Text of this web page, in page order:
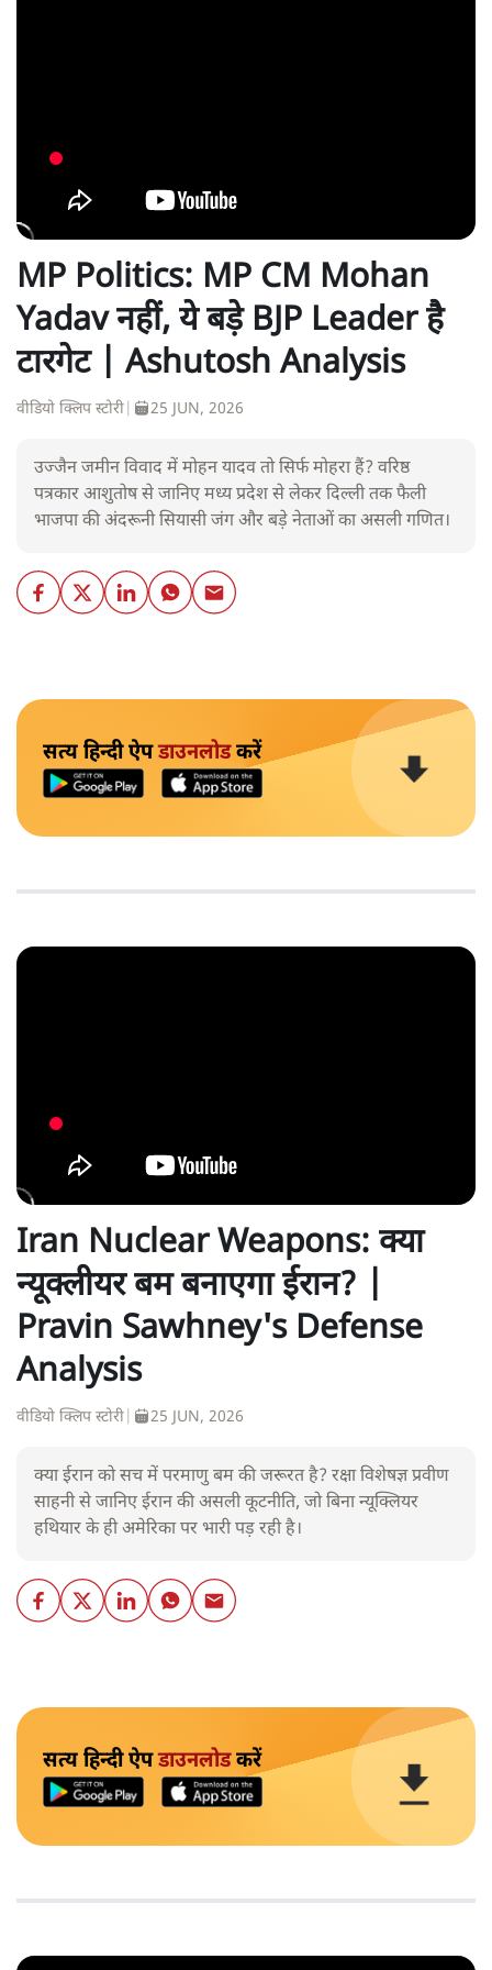
MP Politics: MP CM Mohan
Yadav नहीं, ये बड़े BJP Leader है
टारगेट | Ashutosh Analysis
वीडियो क्लिप स्टोरी 25 JUN, 2026
उज्जैन जमीन विवाद में मोहन यादव तो सिर्फ मोहरा हैं? वरिष्ठ
पत्रकार आशुतोष से जानिए मध्य प्रदेश से लेकर दिल्ली तक फैली
भाजपा की अंदरूनी सियासी जंग और बड़े नेताओं का असली गणित।
सत्य हिन्दी ऐपडाउनलोडकरें
Iran Nuclear Weapons: क्या
न्यूक्लीयर बम बनाएगा ईरान? |
Pravin Sawhney's Defense
Analysis
वीडियो क्लिप स्टोरी 25 JUN, 2026
क्या ईरान को सच में परमाणु बम की जरूरत है? रक्षा विशेषज्ञ प्रवीण
साहनी से जानिए ईरान की असली कूटनीति, जो बिना न्यूक्लियर
हथियार के ही अमेरिका पर भारी पड़ रही है।
सत्य हिन्दी ऐपडाउनलोडकरें